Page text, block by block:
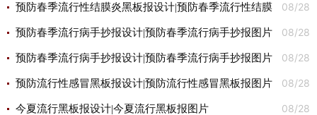
防电子手抄报图片 08/28
预防春季流行性结膜炎黑板报设计|预防春季流行性结膜
炎黑板报图片 08/28
预防春季流行病手抄报设计|预防春季流行病手抄报图片
08/28
预防春季流行病手抄报设计|预防春季流行病手抄报图片
08/28
预防流行性感冒黑板报设计|预防流行性感冒黑板报图片
08/28
今夏流行黑板报设计|今夏流行黑板报图片